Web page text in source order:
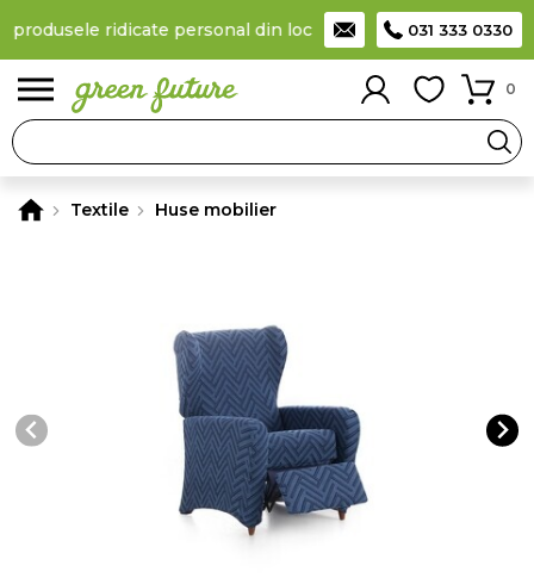
ridicate personal din locker Taxă de livrare 11,99
031 333 0330
0
Textile Huse mobilier